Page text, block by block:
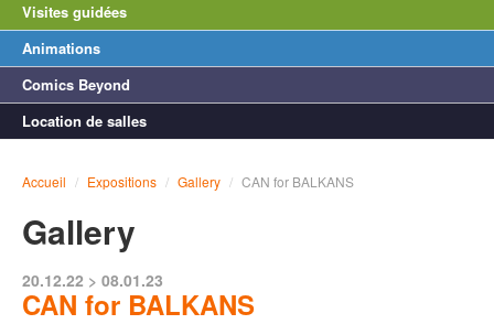
Visites guidées
Animations
Comics Beyond
Location de salles
Accueil / Expositions / Gallery / CAN for BALKANS
Gallery
20.12.22 > 08.01.23
CAN for BALKANS